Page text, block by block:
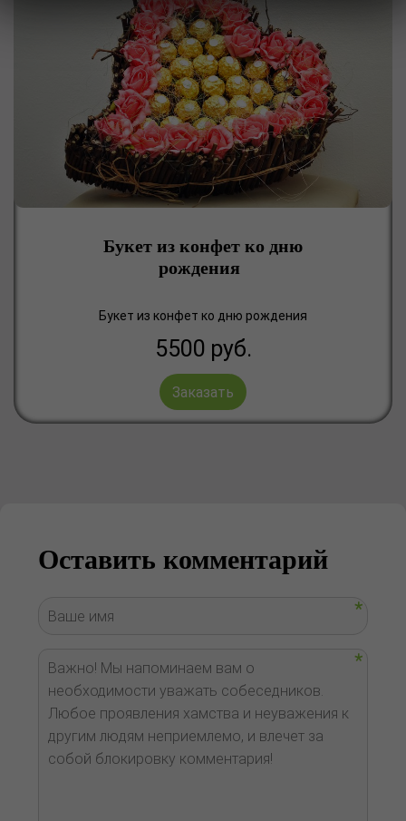
Букет из конфет ко дню
рождения
Букет из конфет ко дню рождения
5500 руб.
Заказать
Оставить комментарий